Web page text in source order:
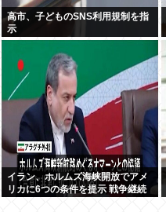
高市、子どものSNS利用規制を指
示
イラン、ホルムズ海峡開放でアメ
リカに6つの条件を提示 戦争継続